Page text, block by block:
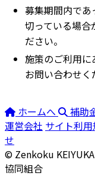
募集期間内であ
切っている場合
ださい。
施策のご利用
お問い合わせく
ホームへ
補助
運営会社 サイト利
せ
© Zenkoku
協同組合